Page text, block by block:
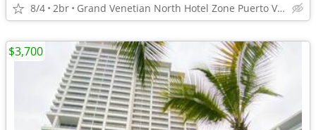
8/4 2br Grand Venetian North Hotel Zone Puerto Vallarta
$3,700